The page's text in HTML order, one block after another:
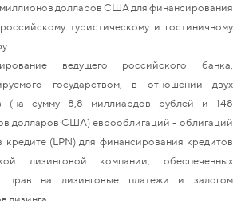
долларов США для финансирования
туристическому и гостиничному
ведущего российского банка,
государством, в отношении двух
(на сумму 8,8 миллиардов рублей и 148
долларов США) еврооблигаций - облигаций
кредите (LPN) для финансирования кредитов
лизинговой компании, обеспеченных
прав на лизинговые платежи и залогом